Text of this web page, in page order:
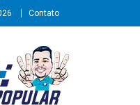
Contato